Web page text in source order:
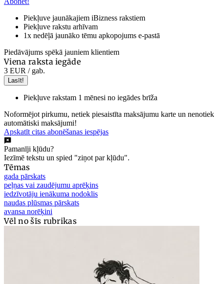
Piekļuve jaunākajiem iBizness rakstiem
Piekļuve rakstu arhīvam
1x nedēļā jaunāko tēmu apkopojums e-pastā
Piedāvājums spēkā jauniem klientiem
Viena raksta iegāde
3 EUR / gab.
Lasīt!
Piekļuve rakstam 1 mēnesi no iegādes brīža
Noformējot pirkumu, netiek piesaistīta maksājumu karte un nenotiek
automātiski maksājumi!
Apskatīt citas abonēšanas iespējas
Pamanīji kļūdu?
Iezīmē tekstu un spied "ziņot par kļūdu".
Tēmas
gada pārskats
peļņas vai zaudējumu aprēķins
iedzīvotāju ienākuma nodoklis
naudas plūsmas pārskats
avansa norēķini
Vēl no šīs rubrikas